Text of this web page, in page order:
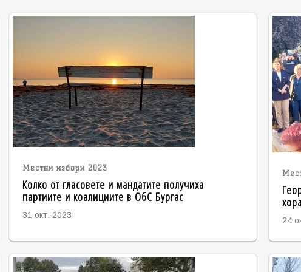
Местни избори 2023
Колко от гласовете и мандатите получиха
партиите и коалициите в ОбС Бургас
31 окт. 2023
24